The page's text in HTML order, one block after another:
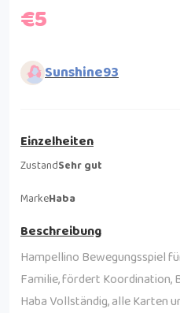
€5
Sunshine93
Einzelheiten
ZustandSehr gut
MarkeHaba
Beschreibung
Hampellino Bewegungsspiel
Familie, fördert Koordination,
Haba Vollständig, alle Karten